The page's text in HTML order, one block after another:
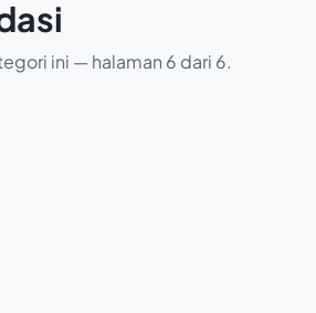
ini — halaman 6 dari 6.